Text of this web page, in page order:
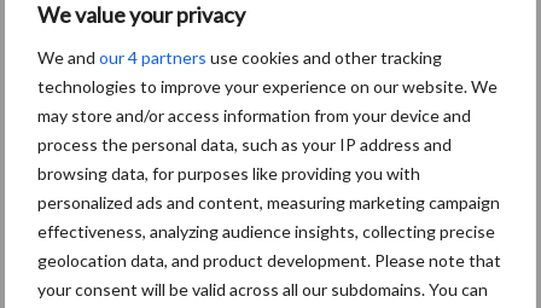
We value your privacy
We and our 4 partners use cookies and other tracking
technologies to improve your experience on our website. We
may store and/or access information from your device and
process the personal data, such as your IP address and
browsing data, for purposes like providing you with
personalized ads and content, measuring marketing campaign
effectiveness, analyzing audience insights, collecting precise
geolocation data, and product development. Please note that
your consent will be valid across all our subdomains. You can
Primaire
Sidebar
Recent nieuws Partner nieuws
6 aug ForFarmers ziet volume en
Toon meer